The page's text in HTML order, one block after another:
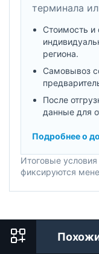
терминала
Стоимость и
региона.
Самовывоз
После
данные для
Подробнее о
Итоговые
фиксируются